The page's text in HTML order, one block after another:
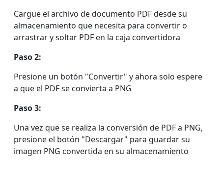
Cargue el archivo de documento PDF desde su
almacenamiento que necesita para convertir o
arrastrar y soltar PDF en la caja convertidora
Paso 2:
Presione un botón "Convertir" y ahora solo espere
a que el PDF se convierta a PNG
Paso 3:
Una vez que se realiza la conversión de PDF a PNG,
presione el botón "Descargar" para guardar su
imagen PNG convertida en su almacenamiento